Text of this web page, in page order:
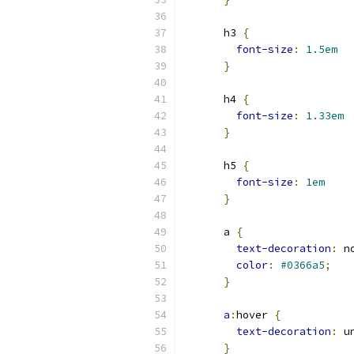
      h3
{
font-size :
1.5em
}
      h4
{
font-size :
1.33em
}
      h5
{
font-size :
1em
}
      a
{
text-decoration :
color: #0366a5;
}
a :hover {
text-decoration :
}